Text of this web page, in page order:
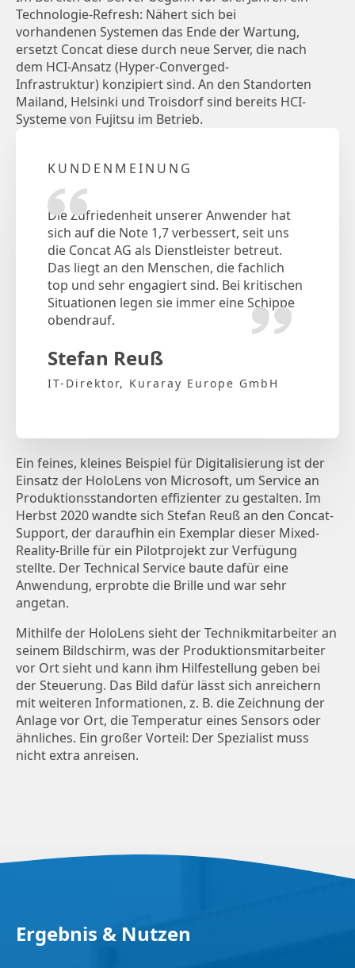
Technologie-Refresh: Nähert sich bei
vorhandenen Systemen das Ende der Wartung,
ersetzt Concat diese durch neue Server, die nach
dem HCI-Ansatz (Hyper-Converged-
Infrastruktur) konzipiert sind. An den Standorten
Mailand, Helsinki und Troisdorf sind bereits HCI-
Systeme von Fujitsu im Betrieb.
KUNDENMEINUNG
Die Zufriedenheit unserer Anwender hat
sich auf die Note 1,7 verbessert, seit uns
die Concat AG als Dienstleister betreut.
Das liegt an den Menschen, die fachlich
top und sehr engagiert sind. Bei kritischen
Situationen legen sie immer eine Schippe
obendrauf.
Stefan Reuß
IT-Direktor, Kuraray Europe GmbH
Ein feines, kleines Beispiel für Digitalisierung ist der
Einsatz der HoloLens von Microsoft, um Service an
Produktionsstandorten effizienter zu gestalten. Im
Herbst 2020 wandte sich Stefan Reuß an den Concat-
Support, der daraufhin ein Exemplar dieser Mixed-
Reality-Brille für ein Pilotprojekt zur Verfügung
stellte. Der Technical Service baute dafür eine
Anwendung, erprobte die Brille und war sehr
angetan.
Mithilfe der HoloLens sieht der Technikmitarbeiter an
seinem Bildschirm, was der Produktionsmitarbeiter
vor Ort sieht und kann ihm Hilfestellung geben bei
der Steuerung. Das Bild dafür lässt sich anreichern
mit weiteren Informationen, z. B. die Zeichnung der
Anlage vor Ort, die Temperatur eines Sensors oder
ähnliches. Ein großer Vorteil: Der Spezialist muss
nicht extra anreisen.
Ergebnis & Nutzen